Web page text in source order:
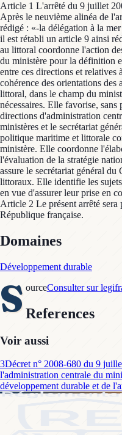
Article 1 L'arrêté du 9 juillet
Après le neuvième alinéa de
rédigé : «-la délégation à la
il est rétabli un article 9 ainsi
au littoral coordonne l'action
du ministère pour la définition
entre ces directions et relatives
cohérence des orientations des
littoral, dans le champ du
nécessaires. Elle favorise,
directions d'administration
ministères et le secrétariat
politique maritime et littorale
ministère. Elle coordonne
l'évaluation de la stratégie
assure le secrétariat général
littoraux. Elle identifie les
en vue d'assurer leur prise en
Article 2 Le présent arrêté
République française.
Domaines
Développement durable
S ourceConsulter sur
References
Voir aussi
3Décret n° 2008-680 du 9
l'administration centrale du
développement durable et de